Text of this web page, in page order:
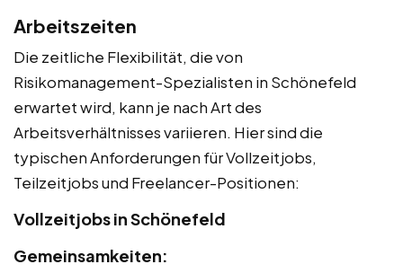
Arbeitszeiten
Die zeitliche Flexibilität, die von
Risikomanagement-Spezialisten in Schönefeld
erwartet wird, kann je nach Art des
Arbeitsverhältnisses variieren. Hier sind die
typischen Anforderungen für Vollzeitjobs,
Teilzeitjobs und Freelancer-Positionen:
Vollzeitjobs in Schönefeld
Gemeinsamkeiten: